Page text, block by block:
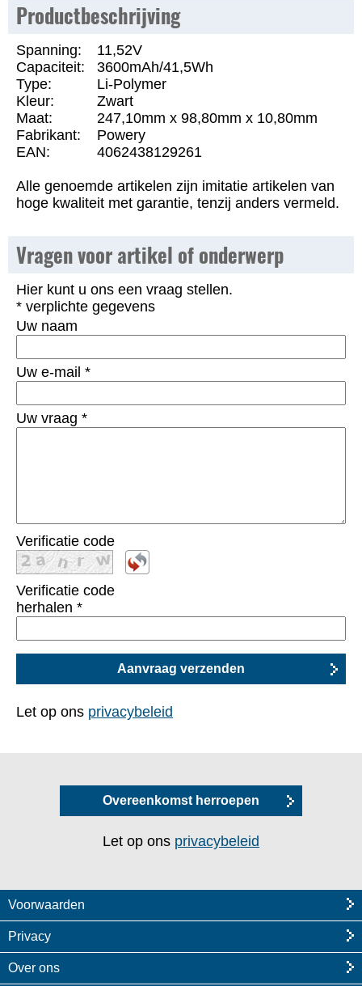
Productbeschrijving
Spanning:
11,52V
Capaciteit:
3600mAh/41,5Wh
Type:
Li-Polymer
Kleur:
Zwart
Maat:
247,10mm x 98,80mm x 10,80mm
Fabrikant:
Powery
EAN:
4062438129261
Alle genoemde artikelen zijn imitatie artikelen van
hoge kwaliteit met garantie, tenzij anders vermeld.
Vragen voor artikel of onderwerp
Hier kunt u ons een vraag stellen.
* verplichte gegevens
Uw naam
Uw e-mail *
Uw vraag *
Verificatie code
Verificatie code
herhalen *
Let op ons privacybeleid
Overeenkomst herroepen
Let op ons privacybeleid
Voorwaarden
Privacy
Over ons